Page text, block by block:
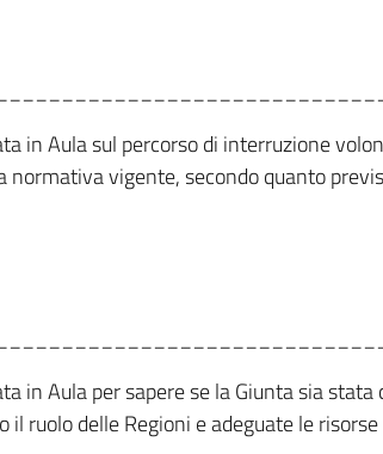
in Aula sul percorso di interruzione
vigente, secondo quanto
in Aula per sapere se la Giunta sia
ruolo delle Regioni e adeguate le